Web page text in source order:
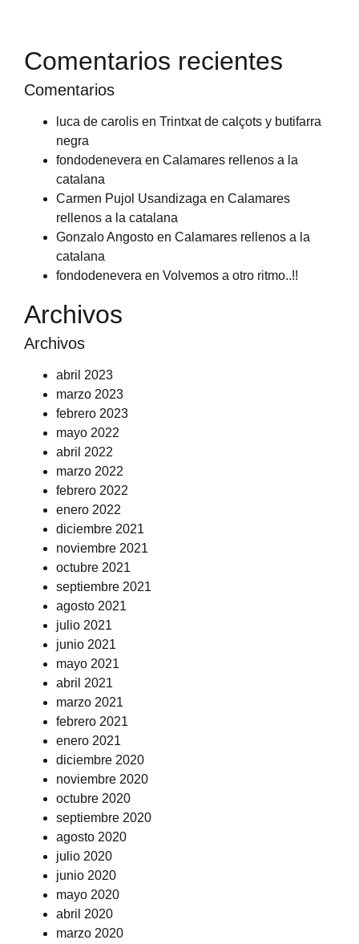
Comentarios recientes
Comentarios
luca de carolis en Trintxat de calçots y butifarra
negra
fondodenevera en Calamares rellenos a la
catalana
Carmen Pujol Usandizaga en Calamares
rellenos a la catalana
Gonzalo Angosto en Calamares rellenos a la
catalana
fondodenevera en Volvemos a otro ritmo..!!
Archivos
Archivos
abril 2023
marzo 2023
febrero 2023
mayo 2022
abril 2022
marzo 2022
febrero 2022
enero 2022
diciembre 2021
noviembre 2021
octubre 2021
septiembre 2021
agosto 2021
julio 2021
junio 2021
mayo 2021
abril 2021
marzo 2021
febrero 2021
enero 2021
diciembre 2020
noviembre 2020
octubre 2020
septiembre 2020
agosto 2020
julio 2020
junio 2020
mayo 2020
abril 2020
marzo 2020